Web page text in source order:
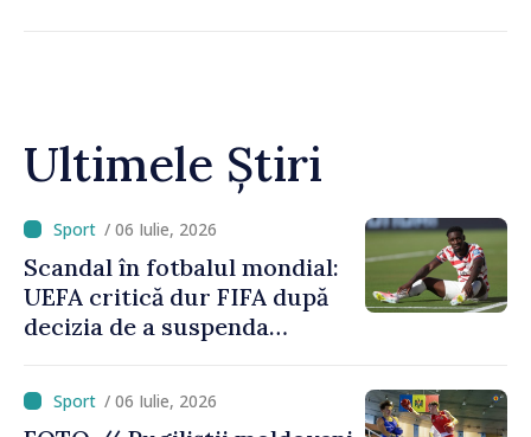
Ultimele Știri
/ 06 Iulie, 2026
Scandal în fotbalul mondial:
UEFA critică dur FIFA după
decizia de a suspenda
americanul Folarin Balogun
/ 06 Iulie, 2026